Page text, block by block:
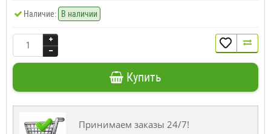
Наличие: В наличии
Купить
Принимаем заказы 24/7!